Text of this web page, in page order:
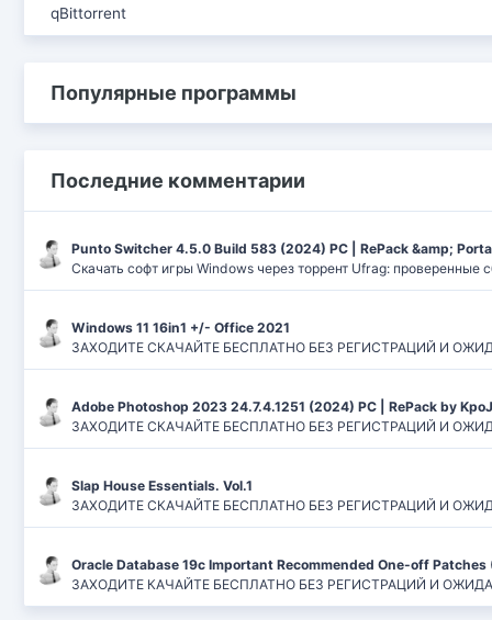
qBittorrent
Популярные программы
Последние комментарии
Punto Switcher 4.5.0 Build 583 (2024) РС | RePack &amp;
Скачать софт игры Windows через торрент Ufrag: проверенные
Windows 11 16in1 +/- Office 2021
ЗАХОДИТЕ СКАЧАЙТЕ БЕСПЛАТНО БЕЗ РЕГИСТРАЦИЙ И
Adobe Photoshop 2023 24.7.4.1251 (2024) PC | RePack by
ЗАХОДИТЕ СКАЧАЙТЕ БЕСПЛАТНО БЕЗ РЕГИСТРАЦИЙ И
Slap House Essentials. Vol.1
ЗАХОДИТЕ СКАЧАЙТЕ БЕСПЛАТНО БЕЗ РЕГИСТРАЦИЙ И
Oracle Database 19c Important Recommended One-off Patches
ЗАХОДИТЕ КАЧАЙТЕ БЕСПЛАТНО БЕЗ РЕГИСТРАЦИЙ И